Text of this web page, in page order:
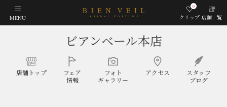
MENU クリップ
0
店舗一覧
ビアンベール本店
店舗トップ
フェア
情報
フォト
ギャラリー
アクセス
スタッフ
ブログ